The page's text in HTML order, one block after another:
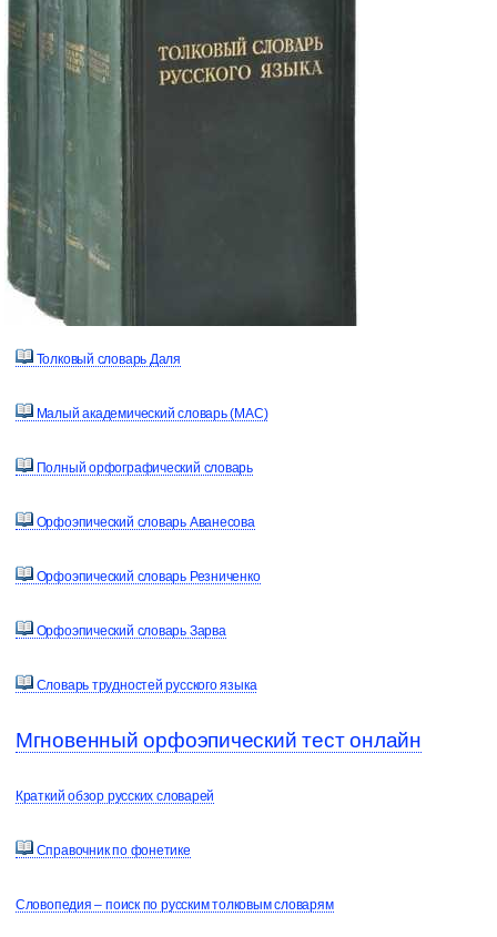
Толковый словарь Даля
Малый академический словарь (МАС)
Полный орфографический словарь
Орфоэпический словарь Аванесова
Орфоэпический словарь Резниченко
Орфоэпический словарь Зарва
Словарь трудностей русского языка
Мгновенный орфоэпический тест онлайн
Краткий обзор русских словарей
Справочник по фонетике
Словопедия – поиск по русским толковым словарям